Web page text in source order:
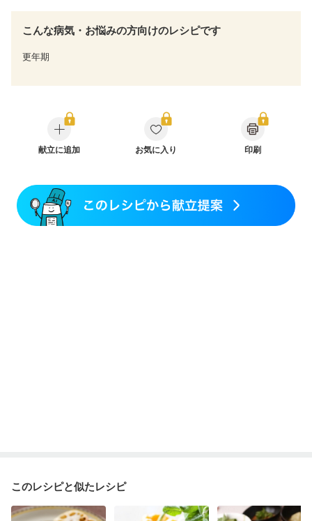
こんな病気・お悩みの方向けのレシピです
更年期
献立に追加 お気に入り 印刷
このレシピと似たレシピ